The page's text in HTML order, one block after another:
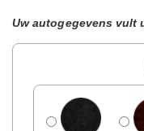
Uw autogegevens vult